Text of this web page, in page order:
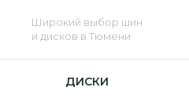
Широкий выбор шин
и дисков в Тюмени
ДИСКИ